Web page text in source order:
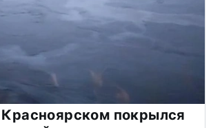
покрылся